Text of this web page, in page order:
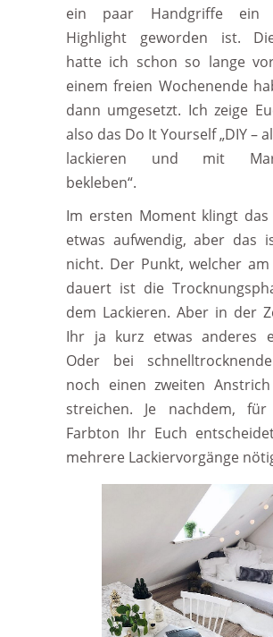
ein paar Handgriffe ein
Highlight geworden ist.
hatte ich schon so lange
einem freien Wochenende
dann umgesetzt. Ich zeige
also das Do It Yourself „DIY –
lackieren und mit
bekleben“.
Im ersten Moment klingt das
etwas aufwendig, aber das
nicht. Der Punkt, welcher
dauert ist die
dem Lackieren. Aber in der
Ihr ja kurz etwas anderes
Oder bei
noch einen zweiten
streichen. Je nachdem, für
Farbton Ihr Euch
mehrere Lackiervorgänge